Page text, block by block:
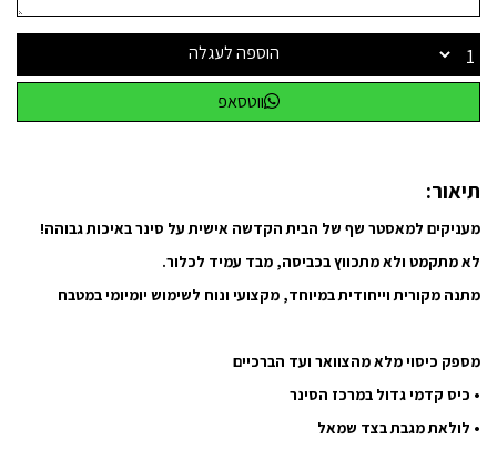
הוספה לעגלה
ווטסאפ
תיאור:
מעניקים למאסטר שף של הבית הקדשה אישיתעל סינר באיכות גבוהה!
לא מתקמט ולא מתכווץ בכביסה, מבד עמיד לכלור.
מתנה מקורית וייחודית במיוחד, מקצועי ונוח לשימוש יומיומי במטבח
מספק כיסוי מלא מהצוואר ועד הברכיים
• כיס קדמי גדול במרכז הסינר
• לולאת מגבת בצד שמאל